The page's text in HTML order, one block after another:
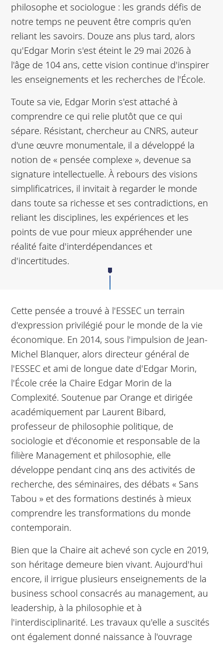
philosophe et sociologue : les grands défis de
notre temps ne peuvent être compris qu'en
reliant les savoirs. Douze ans plus tard, alors
qu'Edgar Morin s'est éteint le 29 mai 2026 à
l'âge de 104 ans, cette vision continue d'inspirer
les enseignements et les recherches de l'École.
Toute sa vie, Edgar Morin s'est attaché à
comprendre ce qui relie plutôt que ce qui
sépare. Résistant, chercheur au CNRS, auteur
d'une œuvre monumentale, il a développé la
notion de « pensée complexe », devenue sa
signature intellectuelle. À rebours des visions
simplificatrices, il invitait à regarder le monde
dans toute sa richesse et ses contradictions, en
reliant les disciplines, les expériences et les
points de vue pour mieux appréhender une
réalité faite d'interdépendances et
d'incertitudes.
Cette pensée a trouvé à l'ESSEC un terrain
d'expression privilégié pour le monde de la vie
économique. En 2014, sous l'impulsion de Jean-
Michel Blanquer, alors directeur général de
l'ESSEC et ami de longue date d'Edgar Morin,
l'École crée la Chaire Edgar Morin de la
Complexité. Soutenue par Orange et dirigée
académiquement par Laurent Bibard,
professeur de philosophie politique, de
sociologie et d'économie et responsable de la
filière Management et philosophie, elle
développe pendant cinq ans des activités de
recherche, des séminaires, des débats « Sans
Tabou » et des formations destinés à mieux
comprendre les transformations du monde
contemporain.
Bien que la Chaire ait achevé son cycle en 2019,
son héritage demeure bien vivant. Aujourd'hui
encore, il irrigue plusieurs enseignements de la
business school consacrés au management, au
leadership, à la philosophie et à
l'interdisciplinarité. Les travaux qu'elle a suscités
ont également donné naissance à l'ouvrage